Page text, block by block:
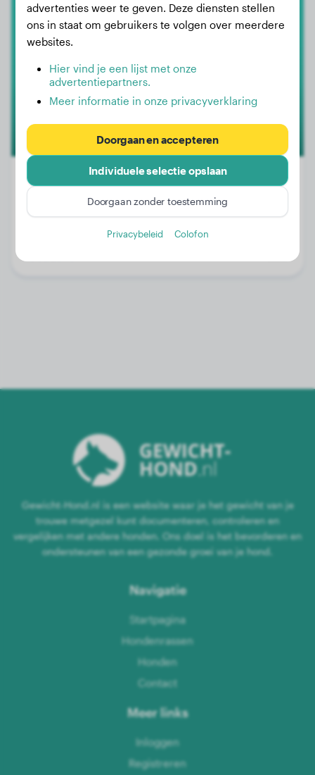
Engelse Bulldog
Gewicht:
20 kg
4 jaar, 8 maanden
Gewicht-Hond.nl is een website waar je het gewicht van je
trouwe metgezel kunt documenteren, controleren en
vergelijken met andere honden. Ons doel is het bevorderen en
ondersteunen van een gezonde groei van je hond.
Navigatie
Startpagina
Hondenrassen
Honden
Contact
Meer links
Inloggen
Registreren
advertenties weer te geven. Deze diensten stellen
ons in staat om gebruikers te volgen over meerdere
websites.
Hier vind je een lijst met onze
advertentiepartners.
Meer informatie in onze privacyverklaring
Doorgaan en accepteren
Individuele selectie opslaan
Doorgaan zonder toestemming
Privacybeleid Colofon